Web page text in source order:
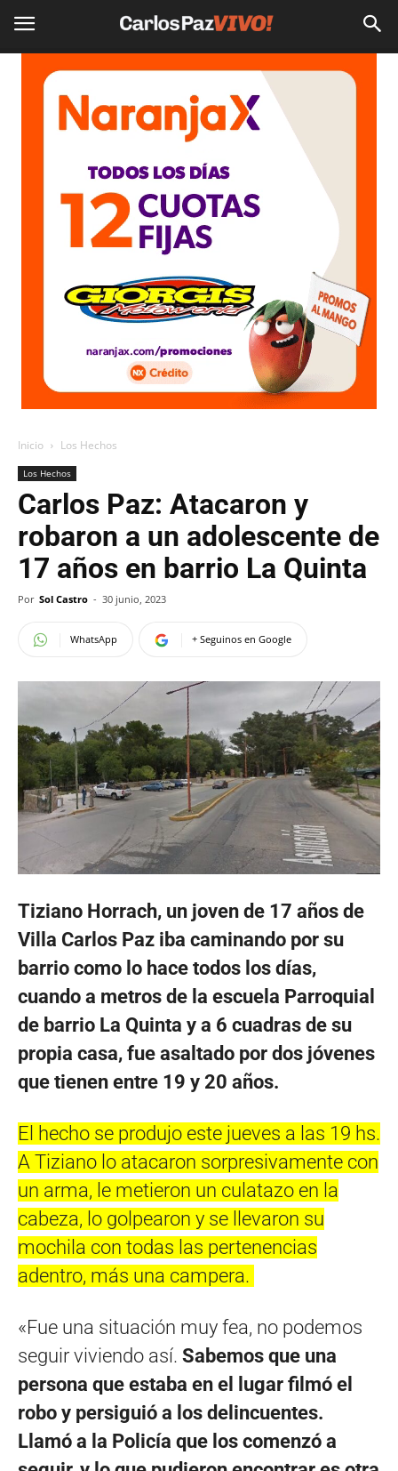
Inicio Los Hechos
Los Hechos
Carlos Paz: Atacaron y
robaron a un adolescente de
17 años en barrio La Quinta
Por Sol Castro - 30 junio, 2023
WhatsApp + Seguinos en Google
Tiziano Horrach, un joven de 17 años de
Villa Carlos Paz iba caminando por su
barrio como lo hace todos los días,
cuando a metros de la escuela Parroquial
de barrio La Quinta y a 6 cuadras de su
propia casa, fue asaltado por dos jóvenes
que tienen entre 19 y 20 años.
El hecho se produjo este jueves a las 19 hs.
A Tiziano lo atacaron sorpresivamente con
un arma, le metieron un culatazo en la
cabeza, lo golpearon y se llevaron su
mochila con todas las pertenencias
adentro, más una campera.
«Fue una situación muy fea, no podemos
seguir viviendo así. Sabemos que una
persona que estaba en el lugar filmó el
robo y persiguió a los delincuentes.
Llamó a la Policía que los comenzó a